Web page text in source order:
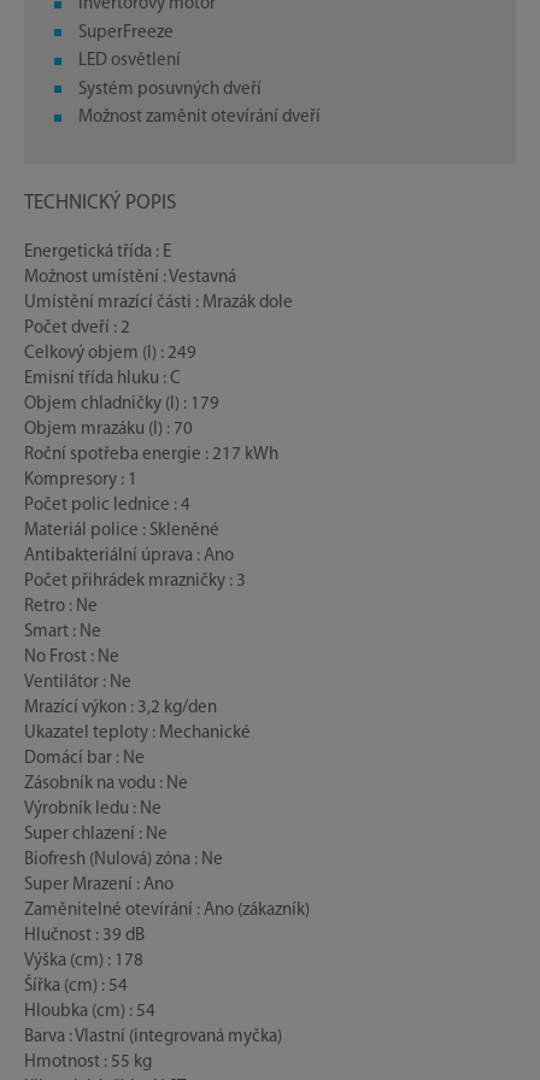
Invertorový motor
SuperFreeze
LED osvětlení
Systém posuvných dveří
Možnost zaměnit otevírání dveří
TECHNICKÝ POPIS
Energetická třída : E
Možnost umístění : Vestavná
Umístění mrazící části : Mrazák dole
Počet dveří : 2
Celkový objem (l) : 249
Emisní třída hluku : C
Objem chladničky (l) : 179
Objem mrazáku (l) : 70
Roční spotřeba energie : 217 kWh
Kompresory : 1
Počet polic lednice : 4
Materiál police : Skleněné
Antibakteriální úprava : Ano
Počet přihrádek mrazničky : 3
Retro : Ne
Smart : Ne
No Frost : Ne
Ventilátor : Ne
Mrazící výkon : 3,2 kg/den
Ukazatel teploty : Mechanické
Domácí bar : Ne
Zásobník na vodu : Ne
Výrobník ledu : Ne
Super chlazení : Ne
Biofresh (Nulová) zóna : Ne
Super Mrazení : Ano
Zaměnitelné otevírání : Ano (zákazník)
Hlučnost : 39 dB
Výška (cm) : 178
Šířka (cm) : 54
Hloubka (cm) : 54
Barva : Vlastní (integrovaná myčka)
Hmotnost : 55 kg